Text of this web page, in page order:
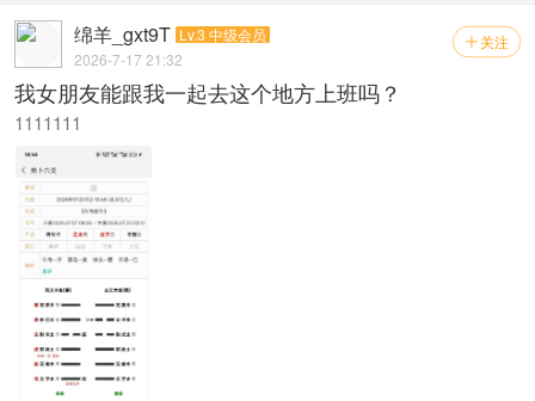
 关注
绵羊_gxt9T Lv.3 中级会员
2026-7-17 21:32
我女朋友能跟我一起去这个地方上班吗？
1111111